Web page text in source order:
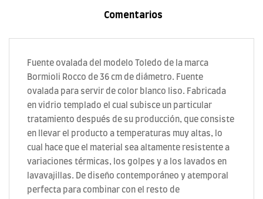
Comentarios
Fuente ovalada del modelo Toledo de la marca
Bormioli Rocco de 36 cm de diámetro. Fuente
ovalada para servir de color blanco liso. Fabricada
en vidrio templado el cual subisce un particular
tratamiento después de su producción, que consiste
en llevar el producto a temperaturas muy altas, lo
cual hace que el material sea altamente resistente a
variaciones térmicas, los golpes y a los lavados en
lavavajillas. De diseño contemporáneo y atemporal
perfecta para combinar con el resto de